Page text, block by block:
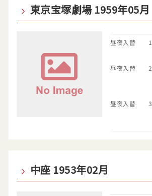
東京宝塚劇場 1959年05月
昼夜入替 1
昼夜入替
2
昼夜入替
3
中座 1953年02月